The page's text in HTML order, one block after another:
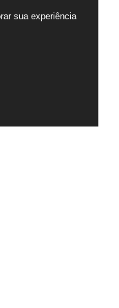
sua experiência